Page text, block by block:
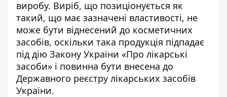
виробу. Виріб, що позиціонується як
такий, що має зазначені властивості, не
може бути віднесений до косметичних
засобів, оскільки така продукція підпадає
під дію Закону України «Про лікарські
засоби» і повинна бути внесена до
Державного реєстру лікарських засобів
України.